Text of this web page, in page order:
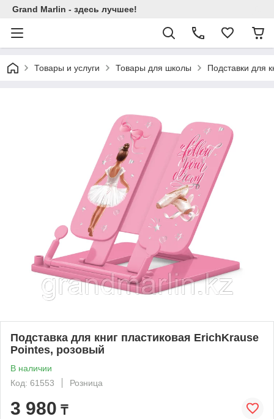
Grand Marlin - здесь лучшее!
Товары и услуги Товары для школы Подставки для
Подставка для книг пластиковая ErichKrause
Pointes, розовый
В наличии
Код: 61553
Розница
3 980 ₸